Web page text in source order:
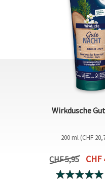
Wirkdusche
200 ml (CHF
Vorheriger Preis
CHF 5,95 CHF